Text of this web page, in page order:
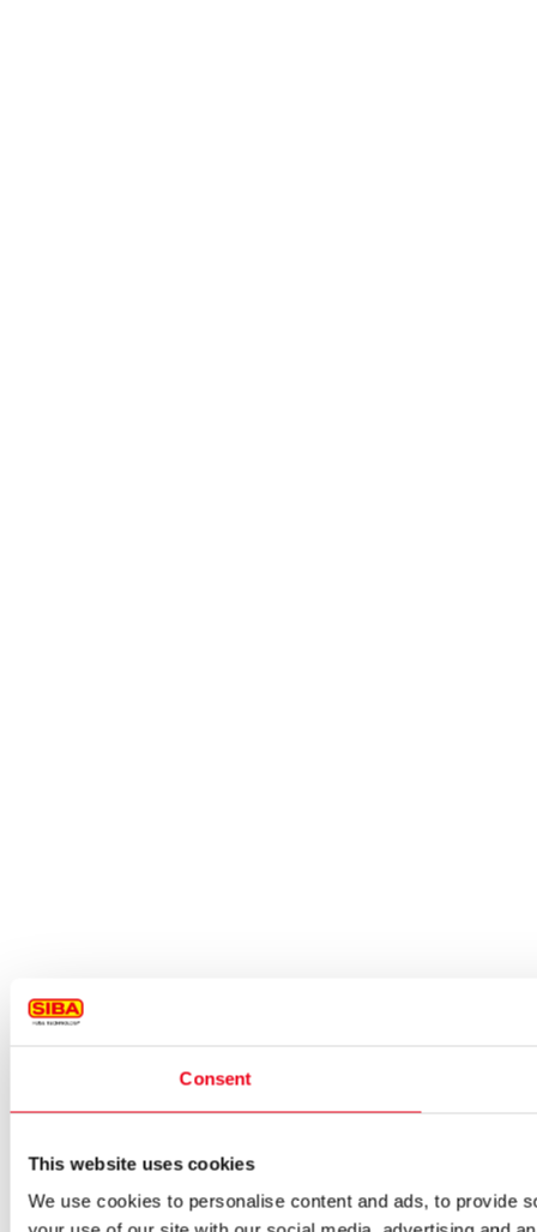
Consent
This website uses cookies
We use cookies to personalise content and ads, to provide